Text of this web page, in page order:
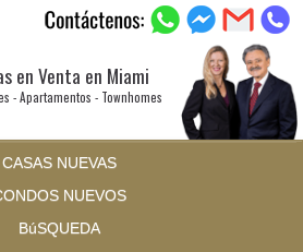
en Venta en Miami
- Apartamentos - Townhomes
CASAS NUEVAS
NUEVOS
BúSQUEDA